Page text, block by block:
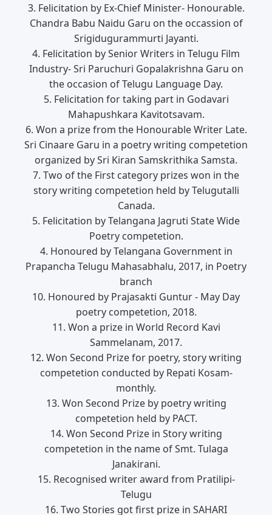
3. Felicitation by Ex-Chief Minister- Honourable.
Chandra Babu Naidu Garu on the occassion of
Srigidugurammurti Jayanti.
4. Felicitation by Senior Writers in Telugu Film
Industry- Sri Paruchuri Gopalakrishna Garu on
the occasion of Telugu Language Day.
5. Felicitation for taking part in Godavari
Mahapushkara Kavitotsavam.
6. Won a prize from the Honourable Writer Late.
Sri Cinaare Garu in a poetry writing competetion
organized by Sri Kiran Samskrithika Samsta.
7. Two of the First category prizes won in the
story writing competetion held by Telugutalli
Canada.
5. Felicitation by Telangana Jagruti State Wide
Poetry competetion.
4. Honoured by Telangana Government in
Prapancha Telugu Mahasabhalu, 2017, in Poetry
branch
10. Honoured by Prajasakti Guntur - May Day
poetry competetion, 2018.
11. Won a prize in World Record Kavi
Sammelanam, 2017.
12. Won Second Prize for poetry, story writing
competetion conducted by Repati Kosam-
monthly.
13. Won Second Prize by poetry writing
competetion held by PACT.
14. Won Second Prize in Story writing
competetion in the name of Smt. Tulaga
Janakirani.
15. Recognised writer award from Pratilipi-
Telugu
16. Two Stories got first prize in SAHARI